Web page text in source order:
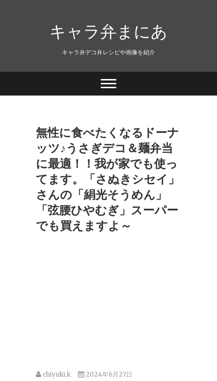
キャラ弁まにあ
キャラ弁デコ弁レシピや画像を紹介
無性に食べたくなるドーナ
ッツ♪うさぎデコ＆麺弁当
に最適！！我が家でも使っ
てます。「さぬきシセイ」
さんの「絹光そうめん」
「弦腰ひやむぎ」スーパー
でも買えますよ～
chiyuki.k 2024年6月27日